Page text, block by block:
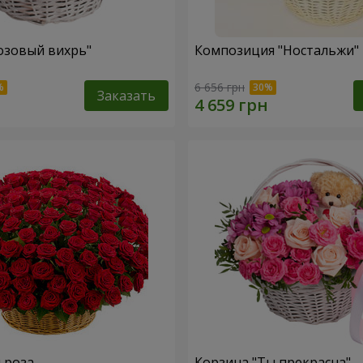
вихрь"
Заказать
Композиция "Ностальжи"
6 656 грн